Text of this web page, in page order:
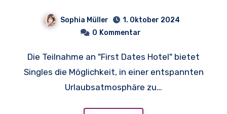
Entdecke die Preise und
Bedingungen!
Sophia Müller
1. Oktober 2024
0 Kommentar
Die Teilnahme an "First Dates Hotel" bietet
Singles die Möglichkeit, in einer entspannten
Urlaubsatmosphäre zu…